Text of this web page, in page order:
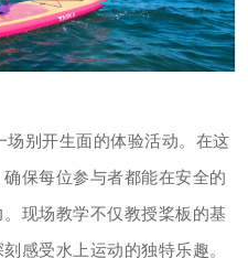
场别开生面的体验活动。在这
保每位参与者都能在安全的
现场教学不仅教授桨板的基
感受水上运动的独特乐趣。